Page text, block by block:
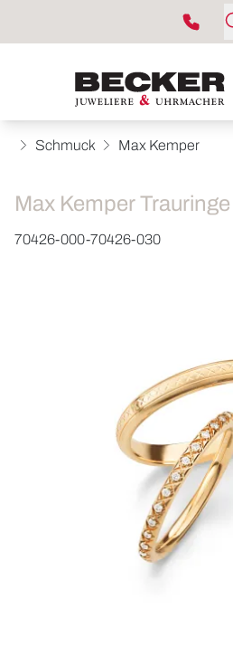
ROLEX
UHREN
SCHMUCK
HOCHZEIT
Schmuck Max Kemper
Max Kemper Trauringe
70426-000-70426-030